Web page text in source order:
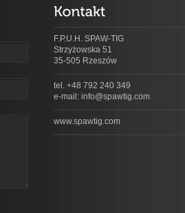
F.P.U.H. SPAW-TIG
Strzyżowska 51
35-505 Rzeszów
tel. +48 792 240 349
e-mail: info@spawtig.com
www.spawtig.com